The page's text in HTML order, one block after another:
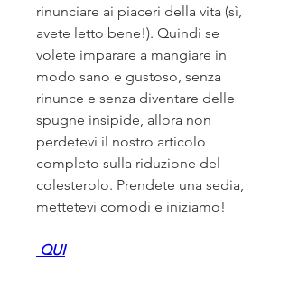
rinunciare ai piaceri della vita (sì,
avete letto bene!). Quindi se
volete imparare a mangiare in
modo sano e gustoso, senza
rinunce e senza diventare delle
spugne insipide, allora non
perdetevi il nostro articolo
completo sulla riduzione del
colesterolo. Prendete una sedia,
mettetevi comodi e iniziamo!
QUI